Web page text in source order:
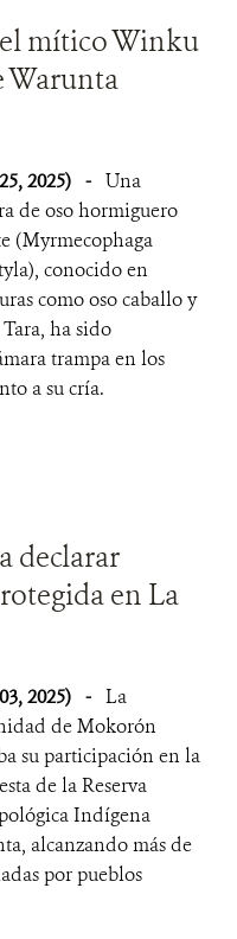
mítico Winku
Warunta
2025) - Una
de oso hormiguero
(Myrmecophaga
conocido en
como oso caballo y
ha sido
trampa en los
a su cría.
declarar
en La
2025) - La
de Mokorón
su participación en la
de la Reserva
Indígena
alcanzando más de
por pueblos